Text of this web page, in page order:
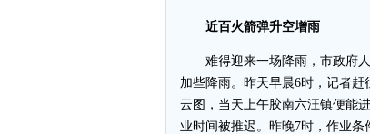
近百火箭弹升空增雨
难得迎来一场降雨，市政府人
加些降雨。昨天早晨6时，记者
云图，当天上午胶南六汪镇便能
业时间被推迟。昨晚7时，作业